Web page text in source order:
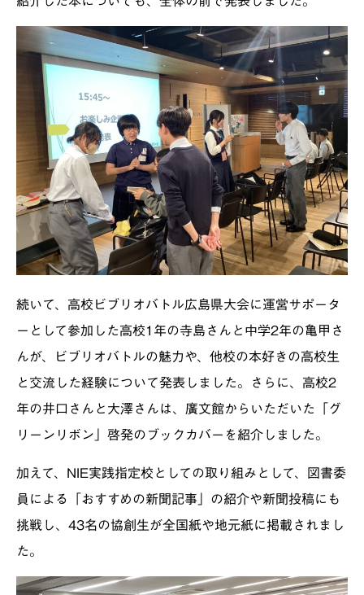
続いて、高校ビブリオバトル広島県大会に運営サポータ
ーとして参加した高校1年の寺島さんと中学2年の亀甲さ
んが、ビブリオバトルの魅力や、他校の本好きの高校生
と交流した経験について発表しました。さらに、高校2
年の井口さんと大澤さんは、廣文館からいただいた「グ
リーンリボン」啓発のブックカバーを紹介しました。
加えて、NIE実践指定校としての取り組みとして、図書委
員による「おすすめの新聞記事」の紹介や新聞投稿にも
挑戦し、43名の協創生が全国紙や地元紙に掲載されまし
た。